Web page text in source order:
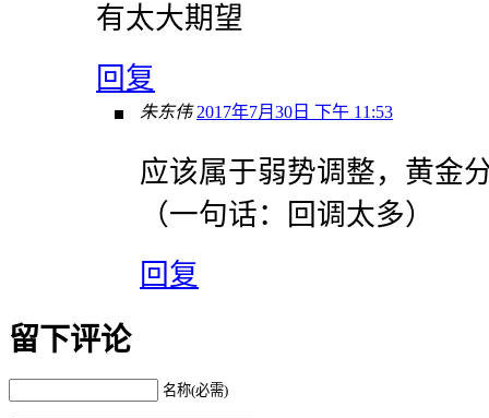
有太大期望
回复
朱东伟 2017年7月30日 下午 11:53
应该属于弱势调整，黄金
（一句话：回调太多）
回复
留下评论
名称(必需)